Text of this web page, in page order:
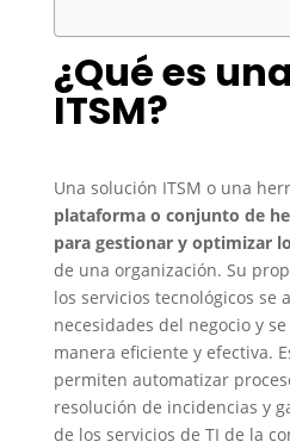
¿Qué es
ITSM?
Una solución ITSM o una
plataforma o conjunto de
para gestionar y optimizar
de una organización. Su
los servicios tecnológicos se
necesidades del negocio y
manera eficiente y efectiva.
permiten automatizar
resolución de incidencias y
de los servicios de TI de la